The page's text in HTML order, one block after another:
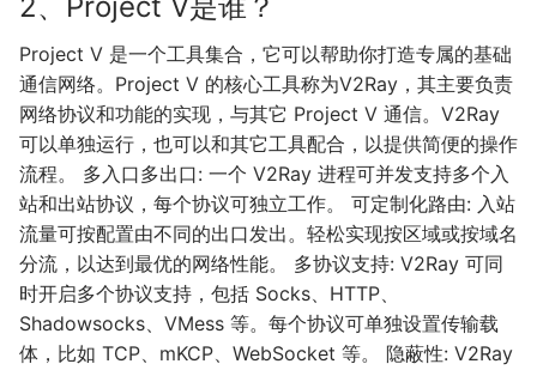
Project V 是一个工具集合，它可以帮助你打造专属的基础
通信网络。Project V 的核心工具称为V2Ray，其主要负责
网络协议和功能的实现，与其它 Project V 通信。V2Ray
可以单独运行，也可以和其它工具配合，以提供简便的操作
流程。 多入口多出口: 一个 V2Ray 进程可并发支持多个入
站和出站协议，每个协议可独立工作。 可定制化路由: 入站
流量可按配置由不同的出口发出。轻松实现按区域或按域名
分流，以达到最优的网络性能。 多协议支持: V2Ray 可同
时开启多个协议支持，包括 Socks、HTTP、
Shadowsocks、VMess 等。每个协议可单独设置传输载
体，比如 TCP、mKCP、WebSocket 等。 隐蔽性: V2Ray